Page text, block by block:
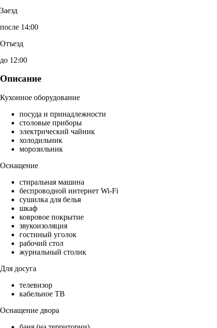
Заезд
после 14:00
Отъезд
до 12:00
Описание
Кухонное оборудование
посуда и принадлежности
столовые приборы
электрический чайник
холодильник
морозильник
Оснащение
стиральная машина
беспроводной интернет Wi-Fi
сушилка для белья
шкаф
ковровое покрытие
звукоизоляция
гостиный уголок
рабочий стол
журнальный столик
Для досуга
телевизор
кабельное ТВ
Оснащение двора